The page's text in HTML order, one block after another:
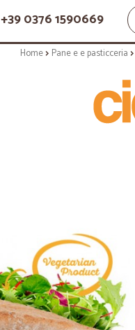
+39 0376 1590669
Home Pane e e pasticceria